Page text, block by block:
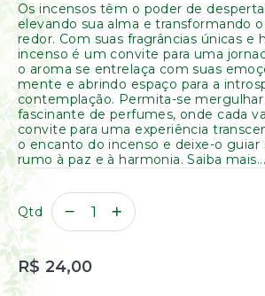
Óleos
Perfumados
Incensos
Incensários
Difusores
Aromáticos
Difusores
Elétricos
Diversos
Ofertas
de
Os incensos têm o poder de
elevando sua alma e transformando
redor. Com suas fragrâncias únicas e
incenso é um convite para uma
o aroma se entrelaça com suas
mente e abrindo espaço para a
contemplação. Permita-se
fascinante de perfumes, onde cada
convite para uma experiência
o encanto do incenso e deixe-o guiar
rumo à paz e à harmonia. Saiba mais...
Qtd
R$ 24,00